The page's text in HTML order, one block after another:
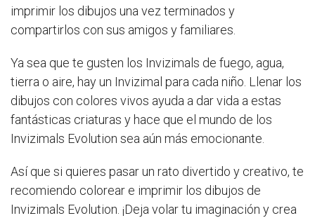
imprimir los dibujos una vez terminados y
compartirlos con sus amigos y familiares.
Ya sea que te gusten los Invizimals de fuego, agua,
tierra o aire, hay un Invizimal para cada niño. Llenar los
dibujos con colores vivos ayuda a dar vida a estas
fantásticas criaturas y hace que el mundo de los
Invizimals Evolution sea aún más emocionante.
Así que si quieres pasar un rato divertido y creativo, te
recomiendo colorear e imprimir los dibujos de
Invizimals Evolution. ¡Deja volar tu imaginación y crea